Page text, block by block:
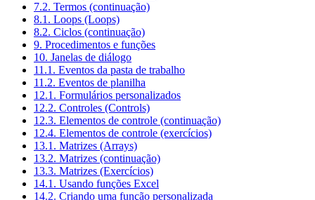
7.2. Termos (continuação)
8.1. Loops (Loops)
8.2. Ciclos (continuação)
9. Procedimentos e funções
10. Janelas de diálogo
11.1. Eventos da pasta de trabalho
11.2. Eventos de planilha
12.1. Formulários personalizados
12.2. Controles (Controls)
12.3. Elementos de controle (continuação)
12.4. Elementos de controle (exercícios)
13.1. Matrizes (Arrays)
13.2. Matrizes (continuação)
13.3. Matrizes (Exercícios)
14.1. Usando funções Excel
14.2. Criando uma função personalizada